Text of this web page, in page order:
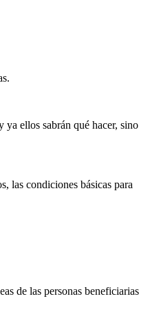
ya ellos sabrán qué hacer, sino
las condiciones básicas para
de las personas beneficiarias